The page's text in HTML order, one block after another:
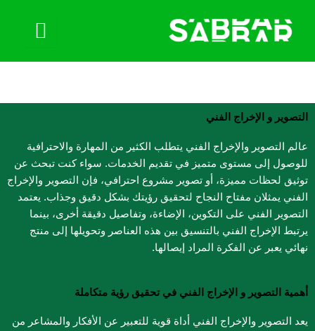
التصوير و الإخراج الفني​
عالم التصوير والإخراج الفني يتطلب الكثير من المهارة والاحترافية
للوصول إلى مستوى متميز في تقديم الخدمات. سواء كنت تبحث عن
توثيق لحظات مميزة، أو تصوير مشروع احترافي، فإن التصوير والإخراج
الفني يمثلان مفتاح النجاح لتحقيق رؤيتك بشكل دقيق وجذاب. يعتمد
التصوير الفني على التكوين، الإضاءة، وتفاصيل دقيقة أخرى، بينما
يرتبط الإخراج الفني بالتنسيق بين هذه العناصر وتحويلها إلى منتج
نهائي يعبر عن الفكرة المراد إيصالها.
أهمية التصوير و الإخراج الفني​ في تحقيق رؤية متكاملة
يعد التصوير والإخراج الفني أداة قوية للتعبير عن الأفكار والمشاعر من